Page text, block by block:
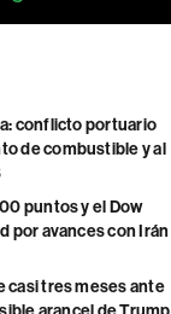
conflicto portuario
de combustible y al
puntos y el Dow
por avances con Irán
casi tres meses ante